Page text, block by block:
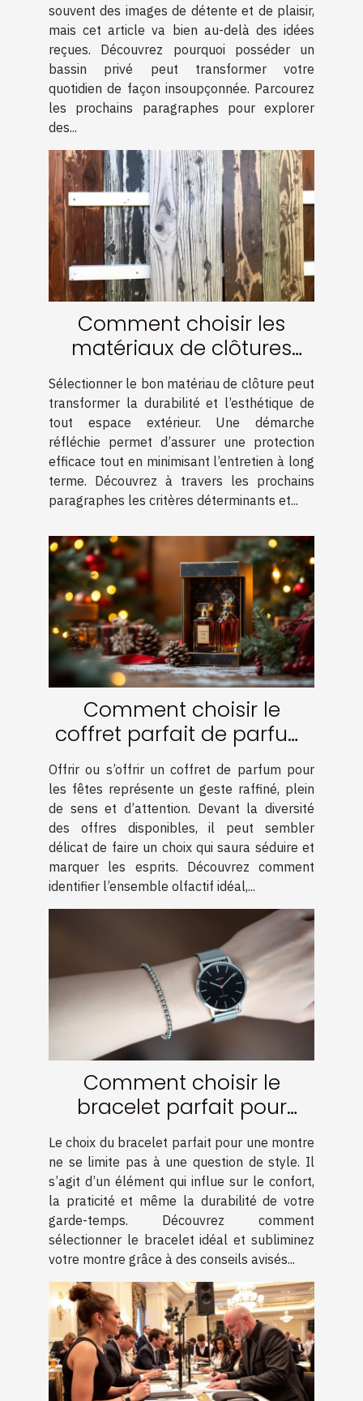
souvent des images de détente et de plaisir,
mais cet article va bien au-delà des idées
reçues. Découvrez pourquoi posséder un
bassin privé peut transformer votre
quotidien de façon insoupçonnée. Parcourez
les prochains paragraphes pour explorer
des...
Comment choisir les
matériaux de clôtures
pour une durabilité
optimale ?
Sélectionner le bon matériau de clôture peut
transformer la durabilité et l’esthétique de
tout espace extérieur. Une démarche
réfléchie permet d’assurer une protection
efficace tout en minimisant l’entretien à long
terme. Découvrez à travers les prochains
paragraphes les critères déterminants et...
Comment choisir le
coffret parfait de parfum
pour les fêtes ?
Offrir ou s’offrir un coffret de parfum pour
les fêtes représente un geste raffiné, plein
de sens et d’attention. Devant la diversité
des offres disponibles, il peut sembler
délicat de faire un choix qui saura séduire et
marquer les esprits. Découvrez comment
identifier l’ensemble olfactif idéal,...
Comment choisir le
bracelet parfait pour
votre montre ?
Le choix du bracelet parfait pour une montre
ne se limite pas à une question de style. Il
s’agit d’un élément qui influe sur le confort,
la praticité et même la durabilité de votre
garde-temps. Découvrez comment
sélectionner le bracelet idéal et subliminez
votre montre grâce à des conseils avisés...